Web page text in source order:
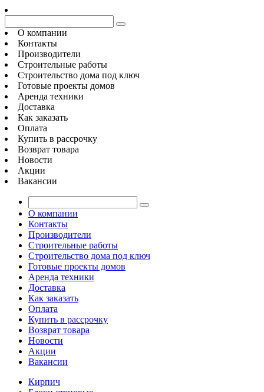
О компании
Контакты
Производители
Строительные работы
Строительство дома под ключ
Готовые проекты домов
Аренда техники
Доставка
Как заказать
Оплата
Купить в рассрочку
Возврат товара
Новости
Акции
Вакансии
О компании
Контакты
Производители
Строительные работы
Строительство дома под ключ
Готовые проекты домов
Аренда техники
Доставка
Как заказать
Оплата
Купить в рассрочку
Возврат товара
Новости
Акции
Вакансии
Кирпич